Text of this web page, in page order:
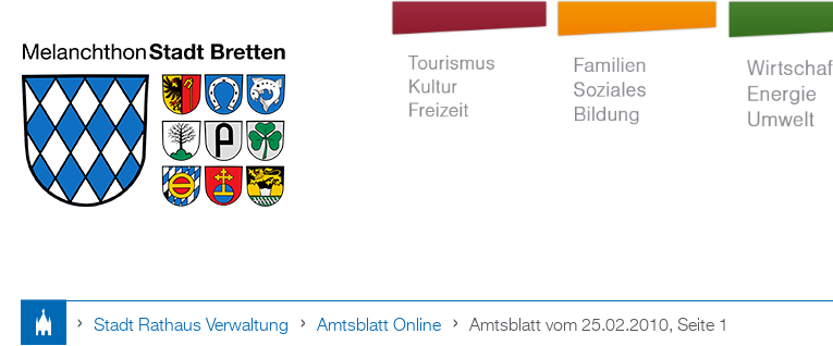
Inhalt
Stadt Rathaus Verwaltung Amtsblatt Online Amtsblatt vom 25.02.2010, Seite 1